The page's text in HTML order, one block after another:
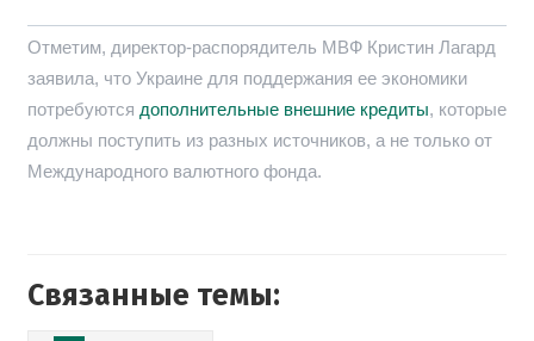
Отметим, директор-распорядитель МВФ Кристин Лагард
заявила, что Украине для поддержания ее экономики
потребуются дополнительные внешние кредиты, которые
должны поступить из разных источников, а не только от
Международного валютного фонда.
Связанные темы: